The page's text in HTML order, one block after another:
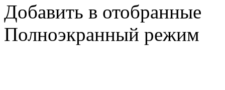
Добавить в отобранные
Полноэкранный режим